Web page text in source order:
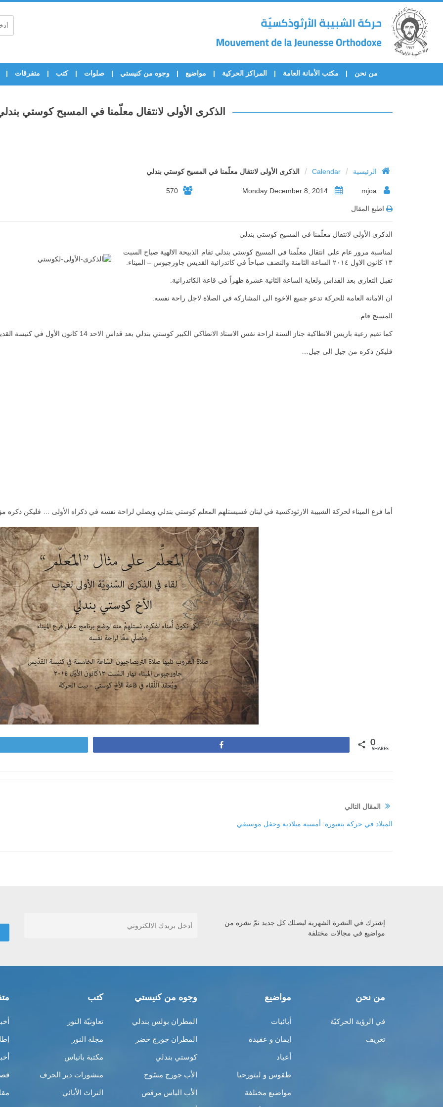
من نحن مكتب الأمانة العامة المراكز الحركية مواضيع وجوه من كنيستي صلوات كتب متفرقات
الذكرى الأولى لانتقال معلّمنا في المسيح كوستي
الرئيسية /
Calendar
/ الذكرى الأولى لانتقال معلّمنا في المسيح كوستي بندلي
570
اطبع المقال
الذكرى الأولى لانتقال معلّمنا في المسيح كوستي بندلي
لمناسبة مرور عام على انتقال معلّمنا في المسيح كوستي بندلي تقام الذبيحة الالهية صباح السبت
١٣ كانون الاول ٢٠١٤ الساعة الثامنة والنصف صباحاً في كاتدرائية القديس جاورجيوس – الميناء.
تقبل التعازي بعد القداس ولغاية الساعة الثانية عشرة ظهراً في قاعة الكاتدرائية.
ان الامانة العامة للحركة تدعو جميع الاخوة الى المشاركة في الصلاة لاجل راحة نفسه.
المسيح قام.
كما تقيم رعية باريس الانطاكية جناز السنة لراحة نفس الاستاذ الانطاكي الكبير كوستي بندلي بعد قداس الاحد 14 كانون الأول في كنيسة القديسة هيلانة فوكريسون.
فليكن ذكره من جيل الى جيل…
أما فرع الميناء لحركة الشبيبة الارثوذكسية في لبنان فسيستلهم المعلم كوستي بندلي ويصلي لراحة نفسه في ذكراه الأولى … فليكن ذكره
0
SHARES
المقال التالي
الميلاد في حركة بتعبورة: أمسية ميلادية وحفل موسيقي
إشترك في النشرة الشهرية ليصلك كل جديد تمّ نشره من
مواضيع في مجالات مختلفة
من نحن
في الرؤية الحركيّة
تعريف
مواضيع
أبائيات
إيمان و عقيدة
أعياد
طقوس و ليتورجيا
مواضيع مختلفة
وجوه من كنيستي
المطران بولس بندلي
المطران جورج خضر
كوستي بندلي
الأب جورج مسّوح
الأب الياس مرقص
كتب
تعاونيّة النور
مجلة النور
مكتبة بانياس
منشورات دير الحرف
التراث الأبائي